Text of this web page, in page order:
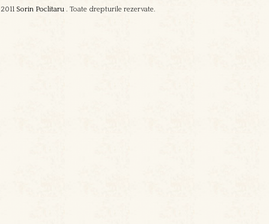
2011 Sorin Poclitaru . Toate drepturile rezervate.